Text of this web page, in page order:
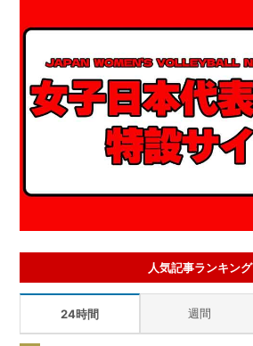
人気記事ランキング
24時間 週間